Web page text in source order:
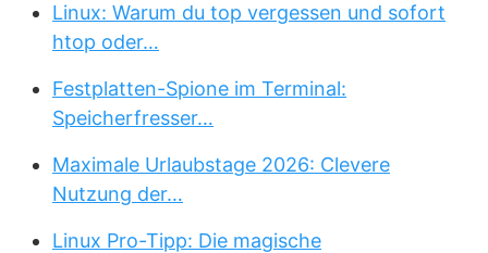
Linux: Warum du top vergessen und sofort
htop oder…
Festplatten-Spione im Terminal:
Speicherfresser…
Maximale Urlaubstage 2026: Clevere
Nutzung der…
Linux Pro-Tipp: Die magische